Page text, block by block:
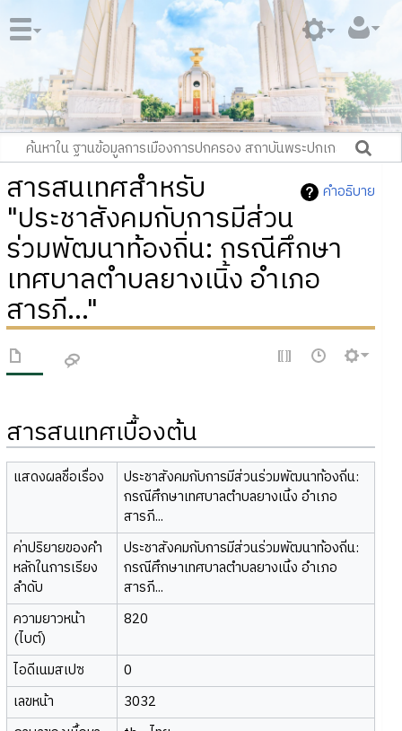
คำอธิบาย
สารสนเทศสำหรับ
"ประชาสังคมกับการมีส่วน
ร่วมพัฒนาท้องถิ่น: กรณีศึกษา
เทศบาลตำบลยางเนิ้ง อำเภอ
สารภี..."
สารสนเทศเบื้องต้น
แสดงผลชื่อเรื่อง
ประชาสังคมกับการมีส่วนร่วมพัฒนาท้องถิ่น:
กรณีศึกษาเทศบาลตำบลยางเนิ้ง อำเภอ
สารภี...
ค่าปริยายของคำ
หลักในการเรียง
ลำดับ
ประชาสังคมกับการมีส่วนร่วมพัฒนาท้องถิ่น:
กรณีศึกษาเทศบาลตำบลยางเนิ้ง อำเภอ
สารภี...
ความยาวหน้า
(ไบต์)
820
ไอดีเนมสเปซ
0
เลขหน้า
3032